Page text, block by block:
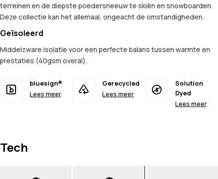
terreinen en de diepste poedersneeuw te skiën en snowboarden.
Deze collectie kan het allemaal, ongeacht de omstandigheden.
Geïsoleerd
Middelzware isolatie voor een perfecte balans tussen warmte en
prestaties (40gsm overal).
bluesign®
Lees meer
Gerecycled
Lees meer
Solution
Dyed
Lees meer
Tech